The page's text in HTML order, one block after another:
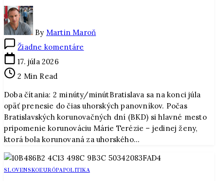
By Martin Maroň
Žiadne komentáre
Terézie.
Historický
sprievod,
rytierske
turnaje
aj
koncerty
17. júla 2026
2 Min Read
Doba čítania: 2 minúty/minútBratislava sa na konci júla
opäť prenesie do čias uhorských panovníkov. Počas
Bratislavských korunovačných dní (BKD) si hlavné mesto
pripomenie korunováciu Márie Terézie – jedinej ženy,
ktorá bola korunovaná za uhorského…
SLOVENSKOEURÓPAPOLITIKA